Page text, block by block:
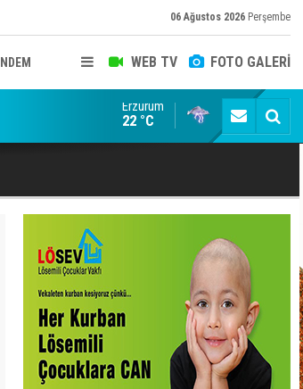
06 Ağustos 2026 Perşembe
WEB TV FOTO GALERİ
ADALET BAKANI AKIN
Erzurum
22 °C